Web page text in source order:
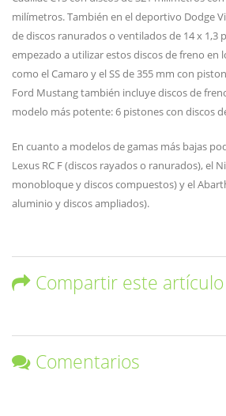
milímetros. También en el deportivo Dodge
de discos ranurados o ventilados de 14 x 1,3
empezado a utilizar estos discos de freno en
como el Camaro y el SS de 355 mm con
Ford Mustang también incluye discos de
modelo más potente: 6 pistones con discos
En cuanto a modelos de gamas más bajas
Lexus RC F (discos rayados o ranurados), el
monobloque y discos compuestos) y el
aluminio y discos ampliados).
Compartir este artículo
Comentarios